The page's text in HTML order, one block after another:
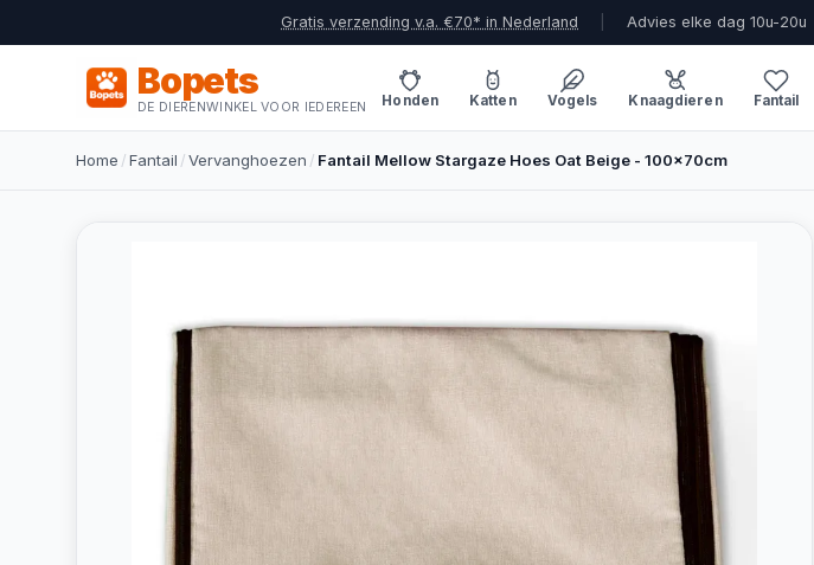
Gratis verzending v.a. €70* in Nederland Advies elke dag 10u-20u
Bopets
DE DIERENWINKEL VOOR IEDEREEN Honden Katten Vogels Knaagdieren Fantail
Home /Fantail /Vervanghoezen / Fantail Mellow Stargaze Hoes Oat Beige - 100x70cm